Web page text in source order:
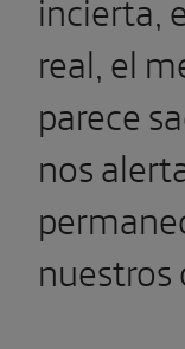
real, el
parece
nos
nuestros